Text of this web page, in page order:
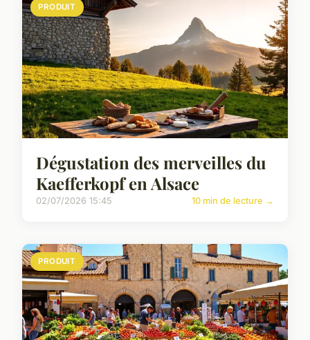
PRODUIT
Dégustation des merveilles du
Kaefferkopf en Alsace
02/07/2026 15:45 10 min de lecture →
PRODUIT